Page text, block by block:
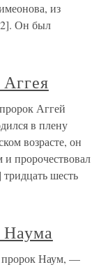
из
Он был
Аггей
в плену
возрасте, он
и пророчествовал
шесть
Наума
пророк Наум, —